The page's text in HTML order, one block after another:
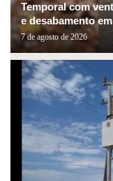
Temporal com
e desabamento
7 de agosto de 2026